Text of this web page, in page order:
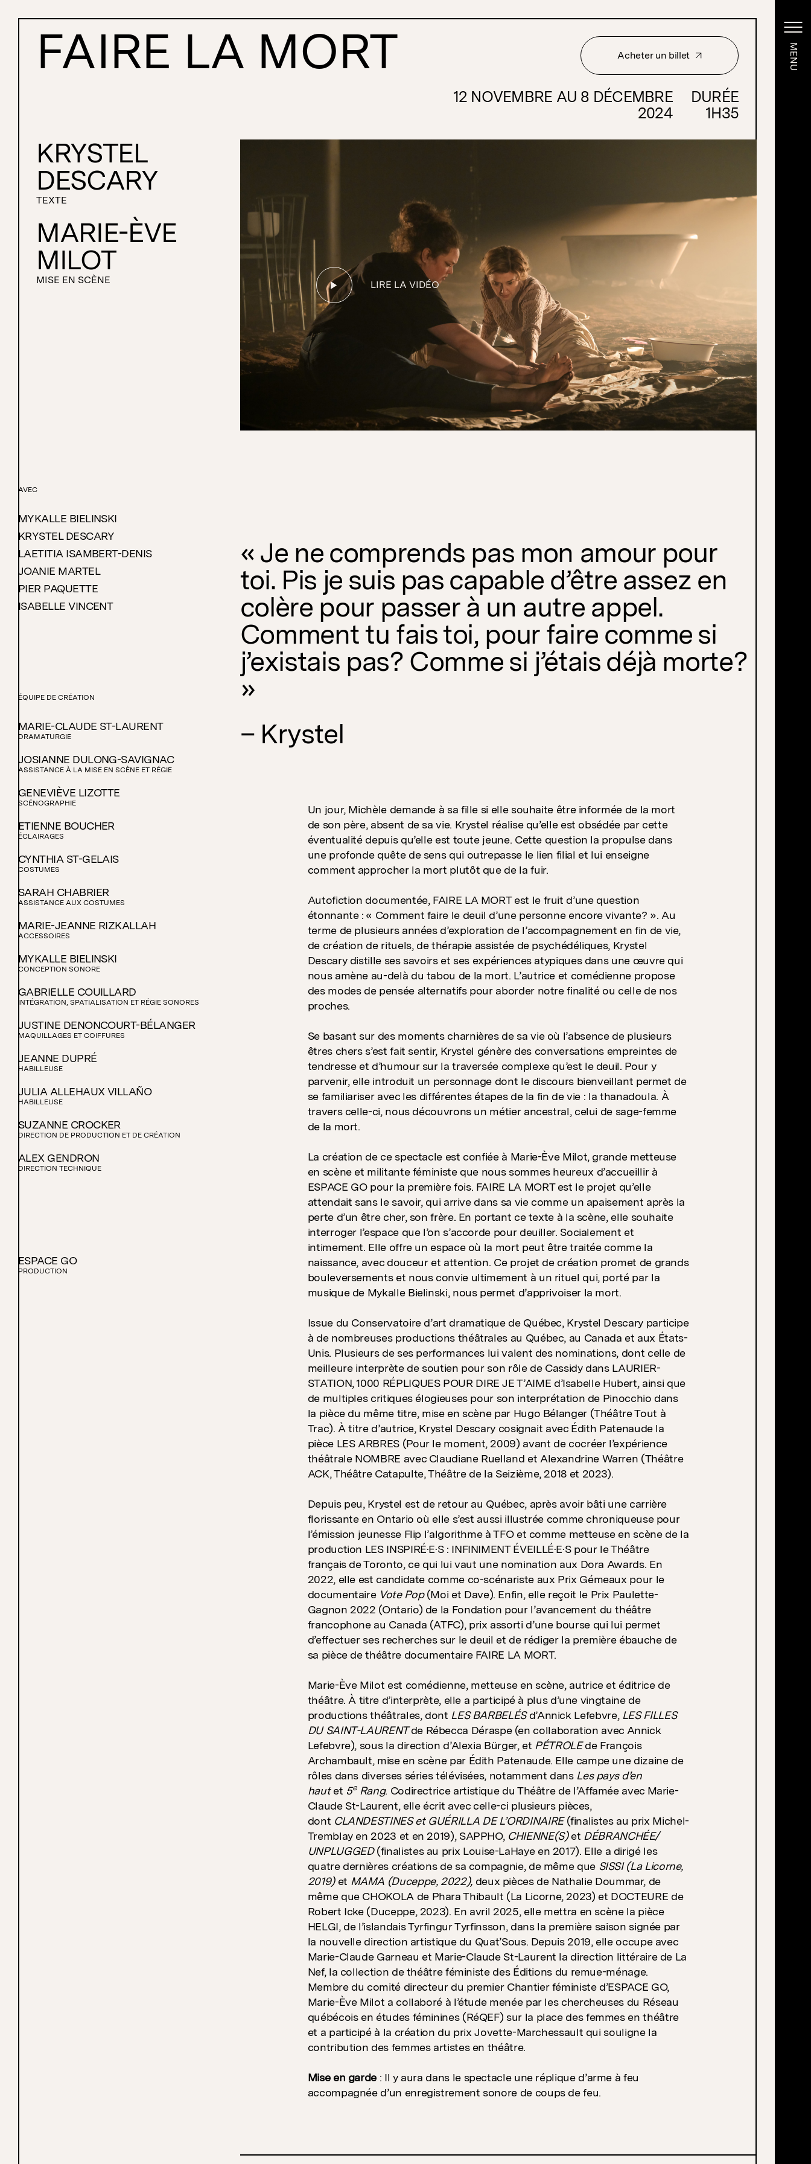
Acheter un billet MENU
Faire la mort
FAIRE LA MORT
12 NOVEMBRE AU 8 DÉCEMBRE
2024
DURÉE
1H35
KRYSTEL
DESCARY
TEXTE
MARIE-ÈVE
MILOT
MISE EN SCÈNE LIRE LA VIDÉO
AVEC
MYKALLE BIELINSKI
KRYSTEL DESCARY
LAETITIA ISAMBERT-DENIS
JOANIE MARTEL
PIER PAQUETTE
ISABELLE VINCENT
ÉQUIPE DE CRÉATION
MARIE-CLAUDE ST-LAURENT
DRAMATURGIE
JOSIANNE DULONG-SAVIGNAC
ASSISTANCE À LA MISE EN SCÈNE ET RÉGIE
GENEVIÈVE LIZOTTE
SCÉNOGRAPHIE
ETIENNE BOUCHER
ÉCLAIRAGES
CYNTHIA ST-GELAIS
COSTUMES
SARAH CHABRIER
ASSISTANCE AUX COSTUMES
MARIE-JEANNE RIZKALLAH
ACCESSOIRES
MYKALLE BIELINSKI
CONCEPTION SONORE
GABRIELLE COUILLARD
INTÉGRATION, SPATIALISATION ET RÉGIE SONORES
JUSTINE DENONCOURT-BÉLANGER
MAQUILLAGES ET COIFFURES
JEANNE DUPRÉ
HABILLEUSE
JULIA ALLEHAUX VILLAÑO
HABILLEUSE
SUZANNE CROCKER
DIRECTION DE PRODUCTION ET DE CRÉATION
ALEX GENDRON
DIRECTION TECHNIQUE
ESPACE GO
PRODUCTION
« Je ne comprends pas mon amour pour
toi. Pis je suis pas capable d’être assez en
colère pour passer à un autre appel.
Comment tu fais toi, pour faire comme si
j’existais pas? Comme si j’étais déjà morte?
»
– Krystel
Un jour, Michèle demande à sa fille si elle souhaite être informée de la mort
de son père, absent de sa vie. Krystel réalise qu’elle est obsédée par cette
éventualité depuis qu’elle est toute jeune. Cette question la propulse dans
une profonde quête de sens qui outrepasse le lien filial et lui enseigne
comment approcher la mort plutôt que de la fuir.
Autofiction documentée, FAIRE LA MORT est le fruit d’une question
étonnante : « Comment faire le deuil d’une personne encore vivante? ». Au
terme de plusieurs années d’exploration de l’accompagnement en fin de vie,
de création de rituels, de thérapie assistée de psychédéliques, Krystel
Descary distille ses savoirs et ses expériences atypiques dans une œuvre qui
nous amène au-delà du tabou de la mort. L’autrice et comédienne propose
des modes de pensée alternatifs pour aborder notre finalité ou celle de nos
proches.
Se basant sur des moments charnières de sa vie où l’absence de plusieurs
êtres chers s’est fait sentir, Krystel génère des conversations empreintes de
tendresse et d’humour sur la traversée complexe qu’est le deuil. Pour y
parvenir, elle introduit un personnage dont le discours bienveillant permet de
se familiariser avec les différentes étapes de la fin de vie : la thanadoula. À
travers celle-ci, nous découvrons un métier ancestral, celui de sage-femme
de la mort.
La création de ce spectacle est confiée à Marie-Ève Milot, grande metteuse
en scène et militante féministe que nous sommes heureux d’accueillir à
ESPACE GO pour la première fois. FAIRE LA MORT est le projet qu’elle
attendait sans le savoir, qui arrive dans sa vie comme un apaisement après la
perte d’un être cher, son frère. En portant ce texte à la scène, elle souhaite
interroger l’espace que l’on s’accorde pour deuiller. Socialement et
intimement. Elle offre un espace où la mort peut être traitée comme la
naissance, avec douceur et attention. Ce projet de création promet de grands
bouleversements et nous convie ultimement à un rituel qui, porté par la
musique de Mykalle Bielinski, nous permet d’apprivoiser la mort.
Issue du Conservatoire d’art dramatique de Québec, Krystel Descary participe
à de nombreuses productions théâtrales au Québec, au Canada et aux États-
Unis. Plusieurs de ses performances lui valent des nominations, dont celle de
meilleure interprète de soutien pour son rôle de Cassidy dans LAURIER-
STATION, 1000 RÉPLIQUES POUR DIRE JE T’AIME d’Isabelle Hubert, ainsi que
de multiples critiques élogieuses pour son interprétation de Pinocchio dans
la pièce du même titre, mise en scène par Hugo Bélanger (Théâtre Tout à
Trac). À titre d’autrice, Krystel Descary cosignait avec Édith Patenaude la
pièce LES ARBRES (Pour le moment, 2009) avant de cocréer l’expérience
théâtrale NOMBRE avec Claudiane Ruelland et Alexandrine Warren (Théâtre
ACK, Théâtre Catapulte, Théâtre de la Seizième, 2018 et 2023).
Depuis peu, Krystel est de retour au Québec, après avoir bâti une carrière
florissante en Ontario où elle s’est aussi illustrée comme chroniqueuse pour
l’émission jeunesse Flip l’algorithme à TFO et comme metteuse en scène de la
production LES INSPIRÉ·E·S : INFINIMENT ÉVEILLÉ·E·S pour le Théâtre
français de Toronto, ce qui lui vaut une nomination aux Dora Awards. En
2022, elle est candidate comme co-scénariste aux Prix Gémeaux pour le
documentaire Vote Pop(Moi et Dave). Enfin, elle reçoit le Prix Paulette-
Gagnon 2022 (Ontario) de la Fondation pour l’avancement du théâtre
francophone au Canada (ATFC), prix assorti d’une bourse qui lui permet
d’effectuer ses recherches sur le deuil et de rédiger la première ébauche de
sa pièce de théâtre documentaire FAIRE LA MORT.
Marie-Ève Milot est comédienne, metteuse en scène, autrice et éditrice de
théâtre. À titre d’interprète, elle a participé à plus d’une vingtaine de
productions théâtrales, dont LES BARBELÉSd’Annick Lefebvre, LESFILLES
DU SAINT-LAURENT de Rébecca Déraspe (en collaboration avec Annick
Lefebvre), sous la direction d’Alexia Bürger, et PÉTROLE de François
Archambault, mise en scène par Édith Patenaude. Elle campe une dizaine de
rôles dans diverses séries télévisées, notamment dans Les pays d’en
hautet 5eRang. Codirectrice artistique du Théâtre de l’Affamée avec Marie-
Claude St-Laurent, elle écrit avec celle-ci plusieurs pièces,
dont CLANDESTINES et GUÉRILLA DE L’ORDINAIRE(finalistes au prix Michel-
Tremblay en 2023 et en 2019), SAPPHO, CHIENNE(S) et DÉBRANCHÉE/​
UNPLUGGED(finalistes au prix Louise-LaHaye en 2017). Elle a dirigé les
quatre dernières créations de sa compagnie, de même que SISSI(La Licorne,
2019)et MAMA (Duceppe, 2022), deux pièces de Nathalie Doummar, de
même que CHOKOLA de Phara Thibault (La Licorne, 2023) et DOCTEURE de
Robert Icke (Duceppe, 2023). En avril 2025, elle mettra en scène la pièce
HELGI, de l’islandais Tyrfingur Tyrfinsson, dans la première saison signée par
la nouvelle direction artistique du Quat’Sous. Depuis 2019, elle occupe avec
Marie-Claude Garneau et Marie-Claude St-Laurent la direction littéraire de La
Nef, la collection de théâtre féministe des Éditions du remue-ménage.
Membre du comité directeur du premier Chantier féministe d’ESPACE GO,
Marie-Ève Milot a collaboré à l’étude menée par les chercheuses du Réseau
québécois en études féminines (RéQEF) sur la place des femmes en théâtre
et a participé à la création du prix Jovette-Marchessault qui souligne la
contribution des femmes artistes en théâtre.
Mise en garde : Il y aura dans le spectacle une réplique d’arme à feu
accompagnée d’un enregistrement sonore de coups de feu.